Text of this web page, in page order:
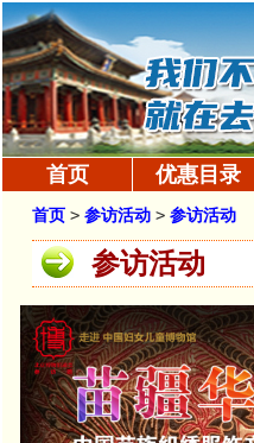
首页 优惠目录
首页 > 参访活动 > 参访活动
参访活动